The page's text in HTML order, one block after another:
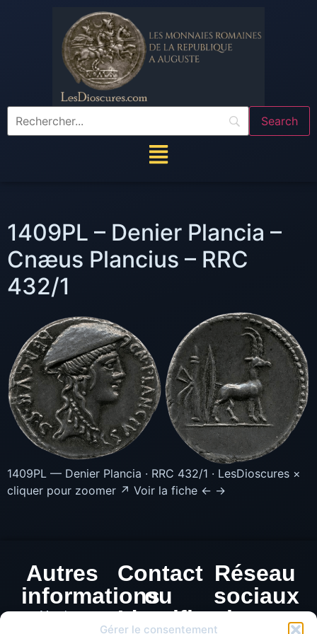
Gérer le consentement
1409PL – Denier Plancia –
Cnæus Plancius – RRC
432/1
1409PL — Denier Plancia · RRC 432/1 · LesDioscures ×
cliquer pour zoomer ↗ Voir la fiche ← →
Autres
informations
Mentions
Contact
ou
Identification
Réseau
sociaux